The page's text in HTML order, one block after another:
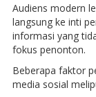
Audiens modern
langsung ke inti
informasi yang
fokus penonton.
Beberapa faktor
media sosial